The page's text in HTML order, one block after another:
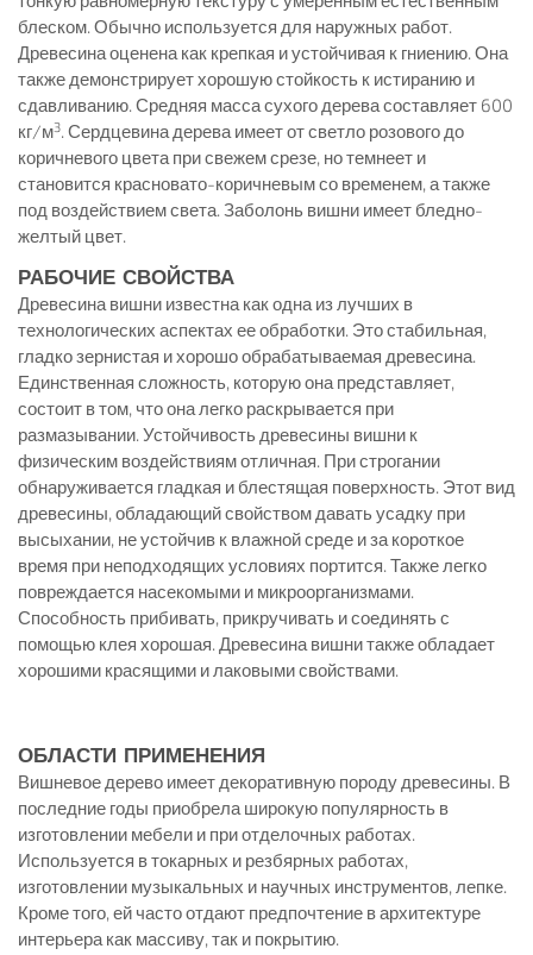
блеском. Обычно используется для наружных работ.
Древесина оценена как крепкая и устойчивая к гниению. Она
также демонстрирует хорошую стойкость к истиранию и
сдавливанию. Средняя масса сухого дерева составляет 600
кг/м3. Сердцевина дерева имеет от светло розового до
коричневого цвета при свежем срезе, но темнеет и
становится красновато-коричневым со временем, а также
под воздействием света. Заболонь вишни имеет бледно-
желтый цвет.
РАБОЧИЕ СВОЙСТВА
Древесина вишни известна как одна из лучших в
технологических аспектах ее обработки. Это стабильная,
гладко зернистая и хорошо обрабатываемая древесина.
Единственная сложность, которую она представляет,
состоит в том, что она легко раскрывается при
размазывании. Устойчивость древесины вишни к
физическим воздействиям отличная. При строгании
обнаруживается гладкая и блестящая поверхность. Этот вид
древесины, обладающий свойством давать усадку при
высыхании, не устойчив к влажной среде и за короткое
время при неподходящих условиях портится. Также легко
повреждается насекомыми и микроорганизмами.
Способность прибивать, прикручивать и соединять с
помощью клея хорошая. Древесина вишни также обладает
хорошими красящими и лаковыми свойствами.
ОБЛАСТИ ПРИМЕНЕНИЯ
Вишневое дерево имеет декоративную породу древесины. В
последние годы приобрела широкую популярность в
изготовлении мебели и при отделочных работах.
Используется в токарных и резбярных работах,
изготовлении музыкальных и научных инструментов, лепке.
Кроме того, ей часто отдают предпочтение в архитектуре
интерьера как массиву, так и покрытию.